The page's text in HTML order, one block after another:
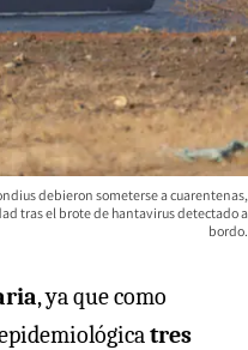
debieron someterse a cuarentenas,
tras el brote de hantavirus detectado a
bordo.
, ya que como
tres